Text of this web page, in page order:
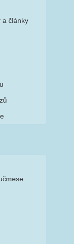
a články